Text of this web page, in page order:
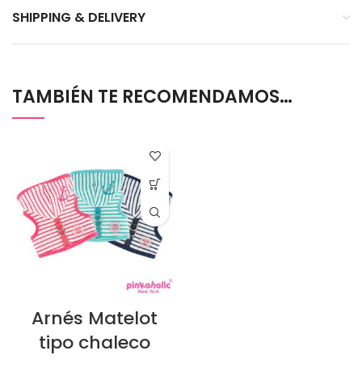
SHIPPING & DELIVERY
TAMBIÉN TE RECOMENDAMOS…
Arnés Matelot
tipo chaleco